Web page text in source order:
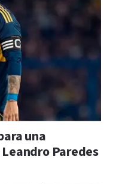
una
Paredes